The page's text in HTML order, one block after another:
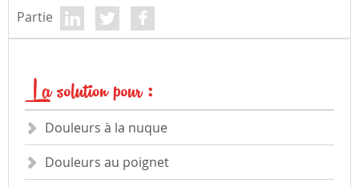
Partie
La solution pour :
Douleurs à la nuque
Douleurs au poignet